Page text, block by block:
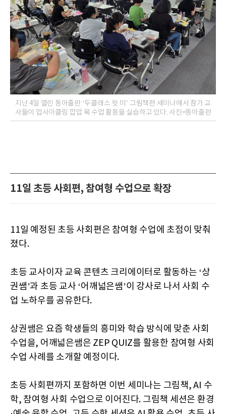
지난 4일 열린 동아출판 ‘두클래스 윗 미’ 그림책편 세미나에서 참가 교
사들이 업사이클링 팝업 북 수업 활동을 실습하고 있다. 사진=동아출판
11일 초등 사회편, 참여형 수업으로 확장
11일 예정된 초등 사회편은 참여형 수업에 초점이 맞춰
졌다.
초등 교사이자 교육 콘텐츠 크리에이터로 활동하는 ‘상
권쌤’과 초등 교사 ‘어깨넓은쌤’이 강사로 나서 사회 수
업 노하우를 공유한다.
상권쌤은 요즘 학생들의 흥미와 학습 방식에 맞춘 사회
수업을, 어깨넓은쌤은 ZEP QUIZ를 활용한 참여형 사회
수업 사례를 소개할 예정이다.
초등 사회편까지 포함하면 이번 세미나는 그림책, AI 수
학, 참여형 사회 수업으로 이어진다. 그림책 세션은 환경